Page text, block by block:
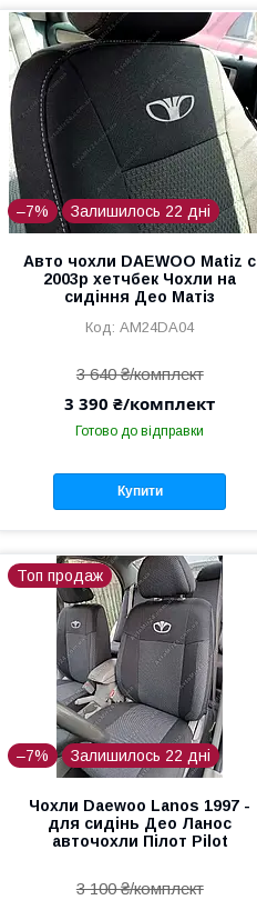
–7% Залишилось 22 дні
Авто чохли DAEWOO Matiz с
2003р хетчбек Чохли на
сидіння Део Матіз
AM24DA04
3 640 ₴/комплект
3 390 ₴/комплект
Готово до відправки
Купити
Топ продаж
–7% Залишилось 22 дні
Чохли Daewoo Lanos 1997 -
для сидінь Део Ланос
авточохли Пілот Pilot
3 100 ₴/комплект